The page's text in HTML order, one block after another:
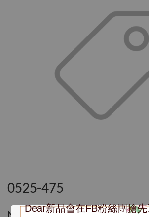
Dear新品會在FB粉絲團搶
0525-475